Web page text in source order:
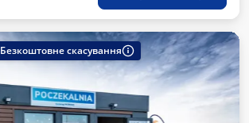
Безкоштовне скасування